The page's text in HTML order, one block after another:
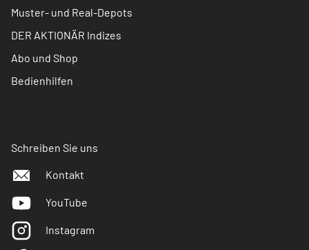
Muster- und Real-Depots
DER AKTIONÄR Indizes
Abo und Shop
Bedienhilfen
Schreiben Sie uns
Kontakt
YouTube
Instagram